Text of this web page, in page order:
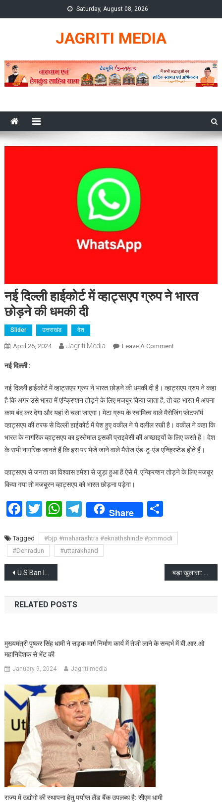
to
Saturday, August 08, 2026
JAGRITI MEDIA
नई दिल्ली हाईकोर्ट में व्हाट्सएप ग्रुप ने भारत
छोड़ने की धमकी दी
Slider उत्तराखंड देश
April 26, 2024 Jagriti Media Leave A CommentOn
में
व्हाट्सएप
ग्रुप
ने
भारत
छोड़ने
धमकी
नई दिल्ली :
नई दिल्ली हाईकोर्ट में व्हाट्सएप ग्रुप ने भारत छोड़ने की धमकी दी है। व्हाट्सएप ग्रुप ने कहा
है कि अगर उसे भारत में एन्क्रिप्शन तोड़ने के लिए मजबूर किया जाता है, तो वह भारत में अपना
काम बंद कर देगा और यहां से चला जाएगा। मेटा ग्रुप के स्वामित्व वाले मैसेजिंग प्लेटफॉर्म
व्हाट्सएप की तरफ से दिल्ली हाईकोर्ट में पेश हुए वकील ने ये दलील रखी है। वकील ने कहा कि
भारत के नागरिक व्हाट्सएप का इस्तेमाल इसकी प्राइवेसी की अच्छाइयों के लिए करते हैं। देश
के सभी नागरिक जानते हैं कि इस पर भेजे जाने वाले मैसेज एंड-टू-एंड एन्क्रिप्टेड होते हैं।
व्हाट्सएप से जनता का विश्वास हमेशा से जुड़ा हुआ है ऐसे में एन्क्रिप्शन तोड़ने के लिए मजबूर
किया गया तो मजबूरन व्हाट्सएप को भारत छोड़ना पड़ेगा।
Facebook
Twitter
WhatsApp
Telegram
Share Share
Tagged
#bjp #maharashtra #eknathshinde #pmmodi
#Dehradun
#uttarakhand
Post
navigation
U.S Ban Indian Companies
RELATED POSTS
मुख्यमंत्री पुष्कर सिंह धामी ने सड़क मार्ग निर्माण कार्य में तेजी लाने के सन्दर्भ में बी.आर.ओ
महानिदेशक से भेंट की
January 9, 2024 Jagriti media
राज्य में उद्योगो की स्थापना हेतु पर्याप्त लैंड बैंक उपलब्ध है: सीएम धामी